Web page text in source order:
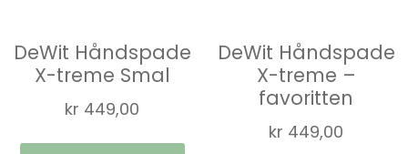
DeWit Håndspade
X-treme Smal
kr 449,00
DeWit Håndspade
X-treme –
favoritten
kr 449,00